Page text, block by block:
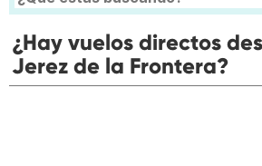
¿Hay vuelos directos
Jerez de la Frontera?